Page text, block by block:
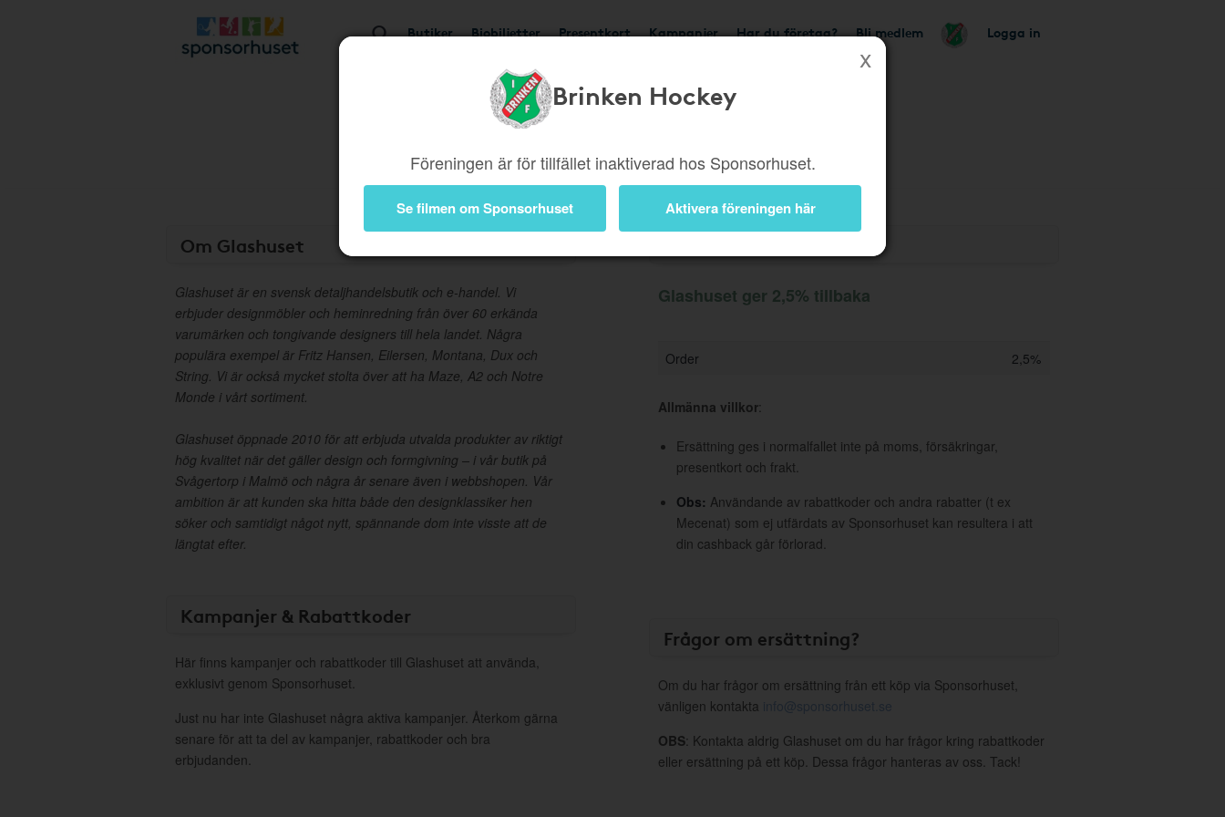
Butiker Biobiljetter Presentkort Kampanjer Har du företag? Bli medlem Logga in
Brinken Hockey
Föreningen är för tillfället inaktiverad hos Sponsorhuset.
Se filmen om Sponsorhuset Aktivera föreningen här
Om Glashuset
Glashuset är en svensk detaljhandelsbutik och e-handel. Vi
erbjuder designmöbler och heminredning från över 60 erkända
varumärken och tongivande designers till hela landet. Några
populära exempel är Fritz Hansen, Eilersen, Montana, Dux och
String. Vi är också mycket stolta över att ha Maze, A2 och Notre
Monde i vårt sortiment.
Glashuset öppnade 2010 för att erbjuda utvalda produkter av riktigt
hög kvalitet när det gäller design och formgivning – i vår butik på
Svågertorp i Malmö och några år senare även i webbshopen. Vår
ambition är att kunden ska hitta både den designklassiker hen
söker och samtidigt något nytt, spännande dom inte visste att de
längtat efter.
Kampanjer & Rabattkoder
Här finns kampanjer och rabattkoder till Glashuset att använda,
exklusivt genom Sponsorhuset.
Just nu har inte Glashuset några aktiva kampanjer. Återkom gärna
senare för att ta del av kampanjer, rabattkoder och bra
erbjudanden.
Glashuset ger 2,5% tillbaka
Order 2,5%
Allmänna villkor:
Ersättning ges i normalfallet inte på moms, försäkringar,
presentkort och frakt.
Obs: Användande av rabattkoder och andra rabatter (t ex
Mecenat) som ej utfärdats av Sponsorhuset kan resultera i att
din cashback går förlorad.
Frågor om ersättning?
Om du har frågor om ersättning från ett köp via Sponsorhuset,
vänligen kontakta info@sponsorhuset.se
OBS: Kontakta aldrig Glashuset om du har frågor kring rabattkoder
eller ersättning på ett köp. Dessa frågor hanteras av oss. Tack!